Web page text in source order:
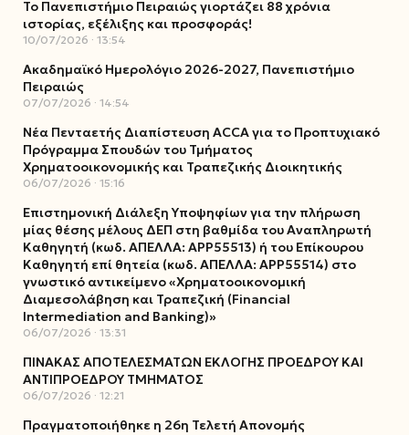
Το Πανεπιστήμιο Πειραιώς γιορτάζει 88 χρόνια
ιστορίας, εξέλιξης και προσφοράς!
10/07/2026 13:54
Ακαδημαϊκό Ημερολόγιο 2026-2027, Πανεπιστήμιο
Πειραιώς
07/07/2026 14:54
Νέα Πενταετής Διαπίστευση ACCA για το Προπτυχιακό
Πρόγραμμα Σπουδών του Τμήματος
Χρηματοοικονομικής και Τραπεζικής Διοικητικής
06/07/2026 15:16
Επιστημονική Διάλεξη Υποψηφίων για την πλήρωση
μίας θέσης μέλους ΔΕΠ στη βαθμίδα του Αναπληρωτή
Καθηγητή (κωδ. ΑΠΕΛΛΑ: ΑΡΡ55513) ή του Επίκουρου
Καθηγητή επί θητεία (κωδ. ΑΠΕΛΛΑ: ΑΡΡ55514) στο
γνωστικό αντικείμενο «Χρηματοοικονομική
Διαμεσολάβηση και Τραπεζική (Financial
Intermediation and Banking)»
06/07/2026 13:31
ΠΙΝΑΚΑΣ ΑΠΟΤΕΛΕΣΜΑΤΩΝ ΕΚΛΟΓΗΣ ΠΡΟΕΔΡΟΥ ΚΑΙ
ΑΝΤΙΠΡΟΕΔΡΟΥ ΤΜΗΜΑΤΟΣ
06/07/2026 12:21
Πραγματοποιήθηκε η 26η Τελετή Απονομής